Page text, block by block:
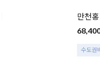
만천
수도권